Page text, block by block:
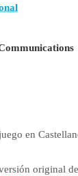
en
original